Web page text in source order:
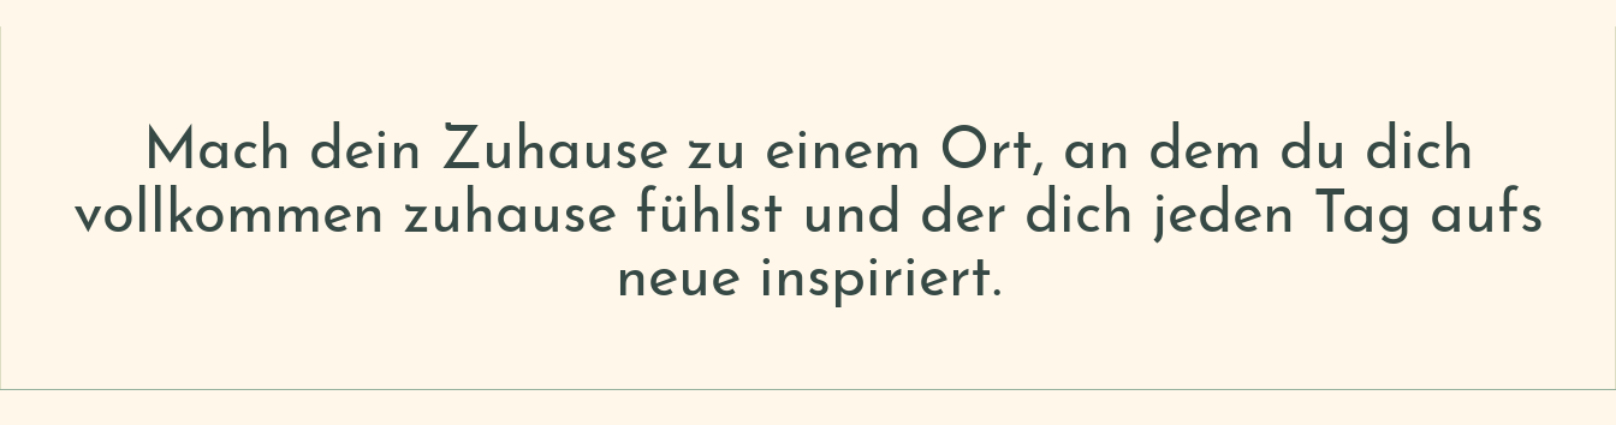
Mach dein Zuhause zu einem Ort, an dem du dich
vollkommen zuhause fühlst und der dich jeden Tag aufs
neue inspiriert.